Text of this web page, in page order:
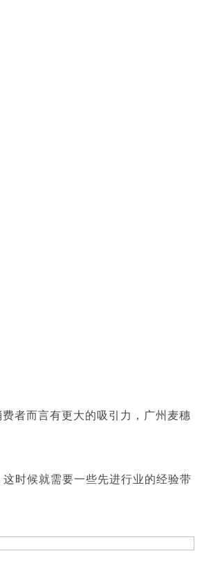
者而言有更大的吸引力，广州麦穗
时候就需要一些先进行业的经验带